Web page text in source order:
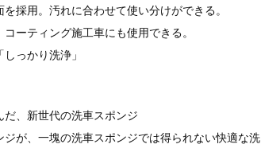
採用。汚れに合わせて使い分けができる。
ーティング施工車にも使用できる。
っかり洗浄」
、新世代の洗車スポンジ
が、一塊の洗車スポンジでは得られない快適な洗